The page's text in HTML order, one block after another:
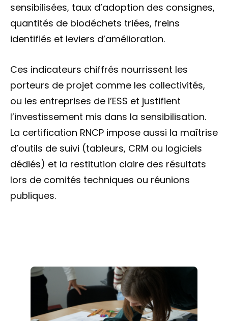
sensibilisées, taux d’adoption des consignes,
quantités de biodéchets triées, freins
identifiés et leviers d’amélioration.
Ces indicateurs chiffrés nourrissent les
porteurs de projet comme les collectivités,
ou les entreprises de l’ESS et justifient
l’investissement mis dans la sensibilisation.
La certification RNCP impose aussi la maîtrise
d’outils de suivi (tableurs, CRM ou logiciels
dédiés) et la restitution claire des résultats
lors de comités techniques ou réunions
publiques.